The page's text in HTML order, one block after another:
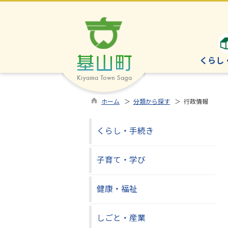
くらし
ホーム ＞ 分類から探す ＞ 行政情報
くらし・手続き
子育て・学び
健康・福祉
しごと・産業